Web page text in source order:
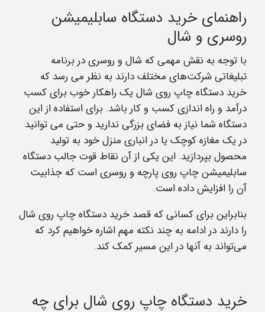
راهنمای خرید دستگاه سابلیمیشن
روسری و شال
با توجه به نقش مهمی که شال و روسری در برنامه
تبلیغاتی شرکت‌های مختلف دارند به نظر می رسد که
خرید دستگاه چاپ روی شال یک راهکار خوب برای کسب
درآمد و راه اندازی کسب و کار باشد. برای استفاده از این
دستگاه شما نیاز به فضای بزرگی ندارید و حتی می توانید
در یک مغازه کوچک یا در انباری منزل خود به تولید
محصول بپردازید. این یکی از آن نقاط قوت جالب دستگاه
سابلیمیشن چاپ روی پارچه و روسری است که جذابیت
آن را افزایش داده است.
بنابراین برای کسانی که قصد خرید دستگاه چاپ روی شال
را دارند در ادامه به چند نکته مهم اشاره خواهیم کرد که
می‌تواند به آنها در این مسیر کمک کند.
خرید دستگاه چاپ روی شال برای چه